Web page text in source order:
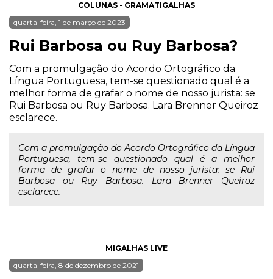
COLUNAS - GRAMATIGALHAS
quarta-feira, 1 de março de 2023
Rui Barbosa ou Ruy Barbosa?
Com a promulgação do Acordo Ortográfico da
Língua Portuguesa, tem-se questionado qual é a
melhor forma de grafar o nome de nosso jurista: se
Rui Barbosa ou Ruy Barbosa. Lara Brenner Queiroz
esclarece.
Com a promulgação do Acordo Ortográfico da Língua
Portuguesa, tem-se questionado qual é a melhor
forma de grafar o nome de nosso jurista: se Rui
Barbosa ou Ruy Barbosa. Lara Brenner Queiroz
esclarece.
MIGALHAS LIVE
quarta-feira, 8 de dezembro de 2021